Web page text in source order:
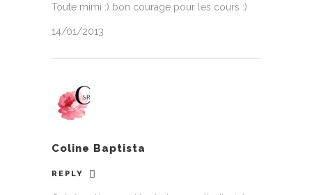
Toute mimi :) bon courage pour les cours :)
14/01/2013
Coline Baptista
REPLY